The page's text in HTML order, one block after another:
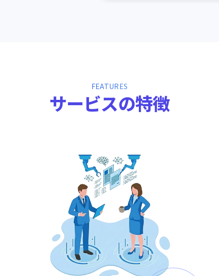
FEATURES
サービスの特徴